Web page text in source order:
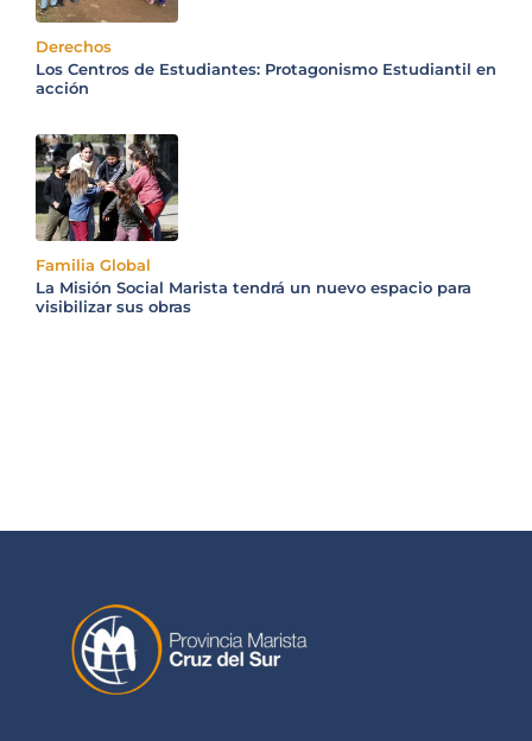
Derechos
Los Centros de Estudiantes: Protagonismo Estudiantil en
acción
Familia Global
La Misión Social Marista tendrá un nuevo espacio para
visibilizar sus obras